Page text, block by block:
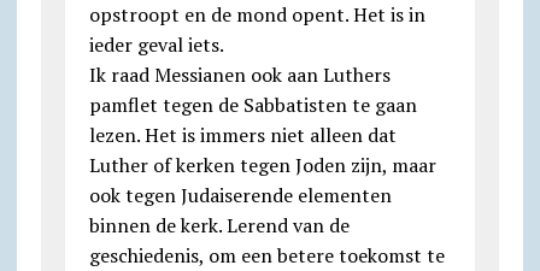
opstroopt en de mond opent. Het is in
ieder geval iets.
Ik raad Messianen ook aan Luthers
pamflet tegen de Sabbatisten te gaan
lezen. Het is immers niet alleen dat
Luther of kerken tegen Joden zijn, maar
ook tegen Judaiserende elementen
binnen de kerk. Lerend van de
geschiedenis, om een betere toekomst te